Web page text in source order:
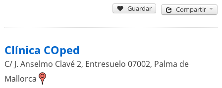
Guardar Compartir
Clínica COped
C/ J. Anselmo Clavé 2, Entresuelo 07002, Palma de
Mallorca